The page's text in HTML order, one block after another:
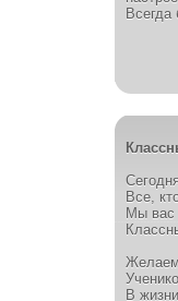
Всегда
Все,
Мы вас
Желаем
В